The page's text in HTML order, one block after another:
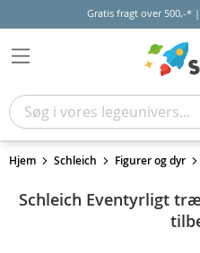
Gratis fragt over 500,-*
Hjem Schleich Figurer og dyr
Schleich Eventyrligt